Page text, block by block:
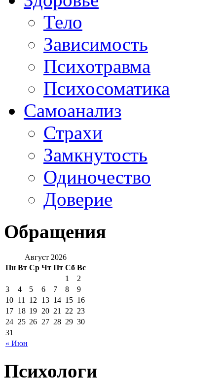
Тело
Зависимость
Психотравма
Психосоматика
Самоанализ
Страхи
Замкнутость
Одиночество
Доверие
Обращения
Август 2026
Пн Вт Ср Чт Пт Сб Вс
« Июн
1
2
3
4 5 6 7 8
9
10 11 12 13 14 15 16
17 18 19 20 21 22 23
24 25 26 27 28 29 30
31
Психологи